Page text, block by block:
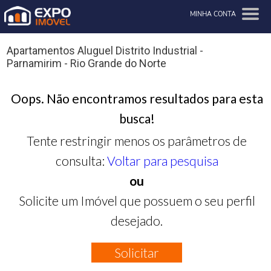
MINHA CONTA
Apartamentos Aluguel Distrito Industrial -
Parnamirim - Rio Grande do Norte
Oops. Não encontramos resultados para esta
busca!
Tente restringir menos os parâmetros de
consulta: Voltar para pesquisa
ou
Solicite um Imóvel que possuem o seu perfil
desejado.
Solicitar